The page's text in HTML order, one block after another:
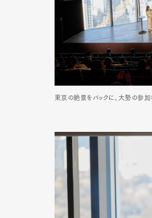
東京の絶景をバックに、大勢の参加